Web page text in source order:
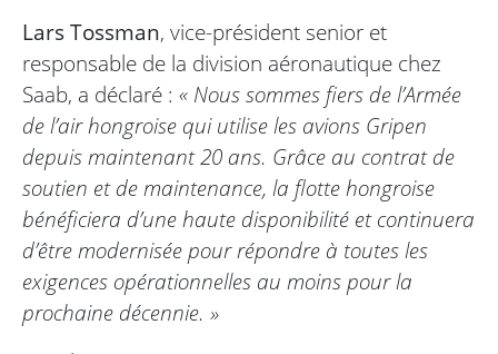
Lars Tossman, vice-président senior et
responsable de la division aéronautique chez
Saab, a déclaré : « Nous sommes fiers de l’Armée
de l’air hongroise qui utilise les avions Gripen
depuis maintenant 20 ans. Grâce au contrat de
soutien et de maintenance, la flotte hongroise
bénéficiera d’une haute disponibilité et continuera
d’être modernisée pour répondre à toutes les
exigences opérationnelles au moins pour la
prochaine décennie. »